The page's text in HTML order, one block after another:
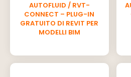
AUTOFLUID / RVT-
CONNECT – PLUG-IN
GRATUITO DI REVIT PER
MODELLI BIM